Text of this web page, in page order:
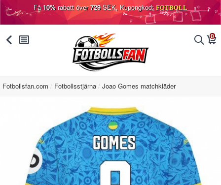
Få10%rabatt över729SEK, Kupongkod: FOTBOLL
󰅯 󰂩 󰂨 0
󰃦
Fotbollsfan.com Fotbollsstjärna Joao Gomes matchkläder